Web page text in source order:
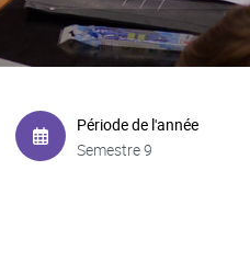
Période de l'année
Semestre 9